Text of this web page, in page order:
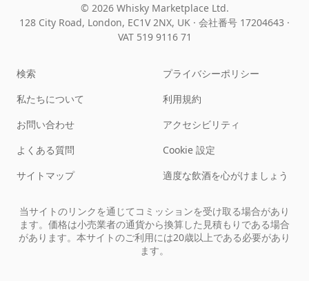
© 2026 Whisky Marketplace Ltd.
128 City Road, London, EC1V 2NX, UK · 会社番号 17204643 ·
VAT 519 9116 71
検索
私たちについて
お問い合わせ
よくある質問
サイトマップ
プライバシーポリシー
利用規約
アクセシビリティ
Cookie 設定
適度な飲酒を心がけましょう
当サイトのリンクを通じてコミッションを受け取る場合があり
ます。価格は小売業者の通貨から換算した見積もりである場合
があります。本サイトのご利用には20歳以上である必要があり
ます。